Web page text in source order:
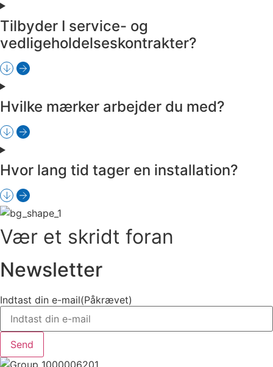
Tilbyder I service- og
vedligeholdelseskontrakter?
Hvilke mærker arbejder du med?
Hvor lang tid tager en installation?
Vær et skridt foran
Newsletter
Indtast din e-mail(Påkrævet)